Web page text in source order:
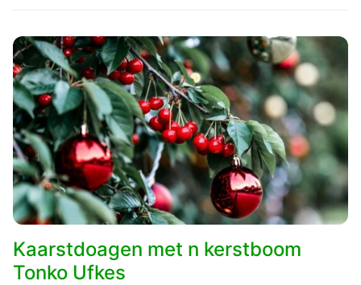
Kaarstdoagen met n kerstboom
Tonko Ufkes